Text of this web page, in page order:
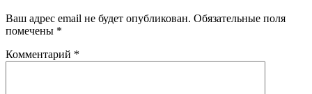
Ваш адрес email не будет опубликован. Обязательные поля
помечены *
Комментарий *